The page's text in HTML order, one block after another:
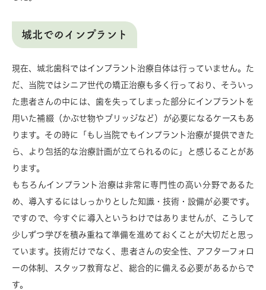
城北でのインプラント
現在、城北歯科ではインプラント治療自体は行っていません。た
だ、当院ではシニア世代の矯正治療も多く行っており、そういっ
た患者さんの中には、歯を失ってしまった部分にインプラントを
用いた補綴（かぶせ物やブリッジなど）が必要になるケースもあ
ります。その時に「もし当院でもインプラント治療が提供できた
ら、より包括的な治療計画が立てられるのに」と感じることがあ
ります。
もちろんインプラント治療は非常に専門性の高い分野であるた
め、導入するにはしっかりとした知識・技術・設備が必要です。
ですので、今すぐに導入というわけではありませんが、こうして
少しずつ学びを積み重ねて準備を進めておくことが大切だと思っ
ています。技術だけでなく、患者さんの安全性、アフターフォロ
ーの体制、スタッフ教育など、総合的に備える必要があるからで
す。